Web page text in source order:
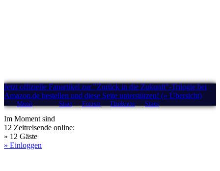
Jetzt offizielle Fanartikel zur "Zurück in die Zukunft"-Trilogie bei
Amazon.de bestellen und diese Seite unterstützen! (» Übersicht)
Menü Start Forum Drehorte Stars
Im Moment sind
12 Zeitreisende online:
» 12 Gäste
» Einloggen